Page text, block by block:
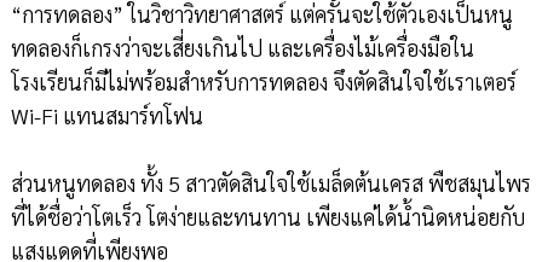
“การทดลอง” ในวิชาวิทยาศาสตร์ แต่ครั้นจะใช้ตัวเองเป็นหนู
ทดลองก็เกรงว่าจะเสี่ยงเกินไป และเครื่องไม้เครื่องมือใน
โรงเรียนก็มีไม่พร้อมสำหรับการทดลอง จึงตัดสินใจใช้เราเตอร์
Wi-Fi แทนสมาร์ทโฟน
ส่วนหนูทดลอง ทั้ง 5 สาวตัดสินใจใช้เมล็ดต้นเครส พืชสมุนไพร
ที่ได้ชื่อว่าโตเร็ว โตง่ายและทนทาน เพียงแค่ได้น้ำนิดหน่อยกับ
แสงแดดที่เพียงพอ